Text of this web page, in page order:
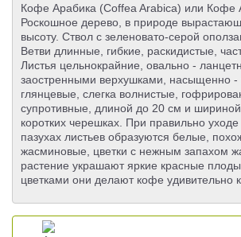
Кофе Арабика (Coffеa Arabica) или Кофе
Роскошное дерево, в природе
высоту. Ствол с зеленовато-серой
Ветви длинные, гибкие, раскидистые,
Листья цельнокрайние, овально -
заостренными верхушками, насыщенно -
глянцевые, слегка волнистые,
супротивные, длиной до 20 см и
коротких черешках. При правильно
пазухах листьев образуются белые,
жасминовые, цветки с нежным запахом
растение украшают яркие красные
цветками они делают кофе удивительно